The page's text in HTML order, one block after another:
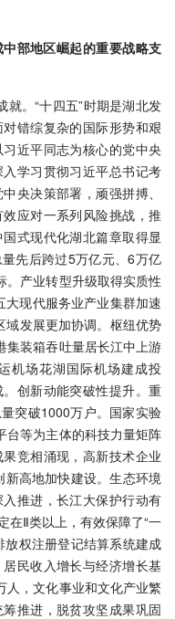
部地区崛起的重要战略支
就。“十四五”时期是湖北发
错综复杂的国际形势和艰
近平同志为核心的党中央
学习贯彻习近平总书记考
央决策部署，顽强拼搏、
应对一系列风险挑战，推
式现代化湖北篇章取得显
先后跨过5万亿元、6万亿
。产业转型升级取得实质性
大现代服务业产业集群加速
域发展更加协调。枢纽优势
集装箱吞吐量居长江中上游
机场花湖国际机场建成投
创新动能突破性提升。重
突破1000万户。国家实验
台等为主体的科技力量矩阵
竞相涌现，高新技术企业
高地加快建设。生态环境
推进，长江大保护行动有
在Ⅱ类以上，有效保障了“一
放权注册登记结算系统建成
民收入增长与经济增长基
人，文化事业和文化产业繁
推进，脱贫攻坚成果巩固